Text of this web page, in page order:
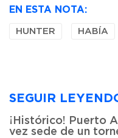
EN ESTA NOTA:
HUNTER HABÍA
SEGUIR
¡Histórico! Puerto
vez sede de un